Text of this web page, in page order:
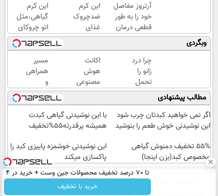
آرتروز مفاصل
خود را به طور
قطعی درمان
کنید!
◗پرسش‌نامه◖
این کرم
ضدچروک
غذای
پوستت
رو تامین
میکنه
(خرید با
40%تخفیف)
این کرم
گیاهی،مثل
اتو چروکای
پوستتوصاف
میکنه!50%تخفیف
وبگردی
چرا درد
زانو را
تحمل
می‌کنی؟
خیلی
ساده
درمنزل
کن
اکانت
هوش
مصنوعی
ارزان
شد !!!
مسیر
همراهی
و
گزارش
عملکرد
گروه
اسنپ
۱۴۰۴
مطالب پیشنهادی
اگر نمی خواهید کبدتان چرب شود
این نوشیدنی خوش طعم را بنوشید
با این نوشیدنی گیاهی کبدت
همیشه پرقدرته55%تخفیف
55% تخفیف دمنوش گیاهی
مخصوص کبد(بزن اینجا)
این نوشیدنی خوشمزه پاییزی کبد را
پاکسازی میکند
تا 70 درصد تخفیف محصولات جین وست + خرید در 4
قسط
خرید با تخفیف عصر ایران۲ درباره عصرایران تماس با ما